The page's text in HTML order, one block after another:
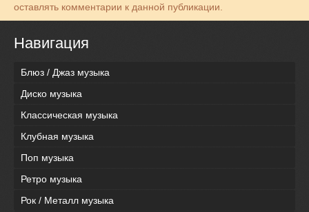
оставлять комментарии к данной публикации.
Навигация
Блюз / Джаз музыка
Диско музыка
Классическая музыка
Клубная музыка
Поп музыка
Ретро музыка
Рок / Металл музыка